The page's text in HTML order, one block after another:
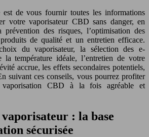
de vous fournir toutes les informations
votre vaporisateur CBD sans danger, en
prévention des risques, l’optimisation des
de qualité et un entretien efficace.
du vaporisateur, la sélection des e-
température idéale, l’entretien de votre
accrue, les effets secondaires potentiels,
suivant ces conseils, vous pourrez profiter
vaporisation CBD à la fois agréable et
: la base
sécurisée